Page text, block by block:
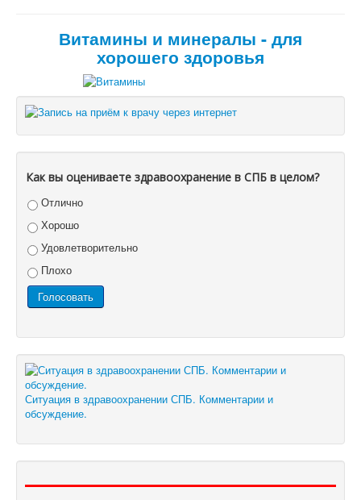
Витамины и минералы - для
хорошего здоровья
Как вы оцениваете здравоохранение в СПБ в целом?
Отлично
Хорошо
Удовлетворительно
Плохо
Ситуация в здравоохранении СПБ. Комментарии и
обсуждение.